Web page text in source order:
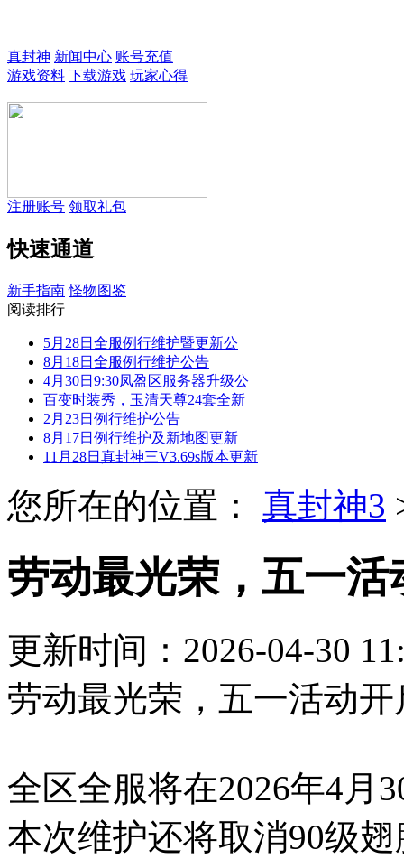
真封神 新闻中心 账号充值
游戏资料 下载游戏 玩家心得
注册账号 领取礼包
快速通道
新手指南 怪物图鉴
阅读排行
5月28日全服例行维护暨更新公
8月18日全服例行维护公告
4月30日9:30凤盈区服务器升级公
百变时装秀，玉清天尊24套全新
2月23日例行维护公告
8月17日例行维护及新地图更新
11月28日真封神三V3.69s版本更新
您所在的位置： 真封神3
劳动最光荣，五一
更新时间：2026-04-30
劳动最光荣，五一活动
全区全服将在2026年4月
本次维护还将取消90级